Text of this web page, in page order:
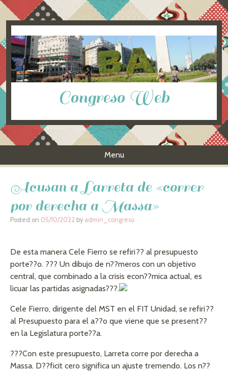
Congreso Web
Menu
Acusan a Larreta de «correr
por derecha a Massa»
Posted on 05/10/2022 by admin_congreso
De esta manera Cele Fierro se refiri?? al presupuesto
porte??o. ??? Un dibujo de n??meros con un objetivo
central, que combinado a la crisis econ??mica actual, es
licuar las partidas asignadas???.
Cele Fierro, dirigente del MST en el FIT Unidad, se refiri??
al Presupuesto para el a??o que viene que se present??
en la Legislatura porte??a.
???Con este presupuesto, Larreta corre por derecha a
Massa. D??ficit cero significa un ajuste tremendo. Los n??